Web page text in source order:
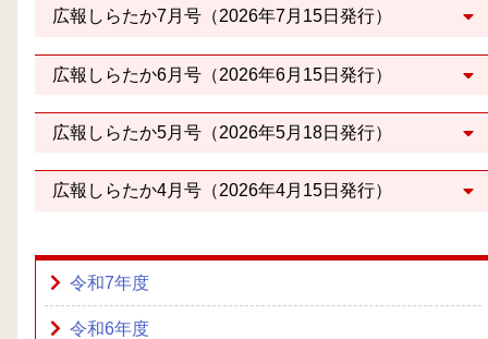
広報しらたか7月号（2026年7月15日発行）
広報しらたか6月号（2026年6月15日発行）
広報しらたか5月号（2026年5月18日発行）
広報しらたか4月号（2026年4月15日発行）
令和7年度
令和6年度